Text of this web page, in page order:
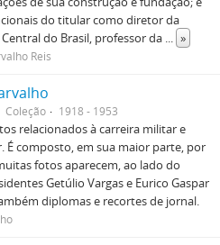
do titular como diretor da
do Brasil, professor da ... »
Reis
Coleção 1918 - 1953
relacionados à carreira militar e
É composto, em sua maior parte, por
fotos aparecem, ao lado do
Getúlio Vargas e Eurico Gaspar
diplomas e recortes de jornal.